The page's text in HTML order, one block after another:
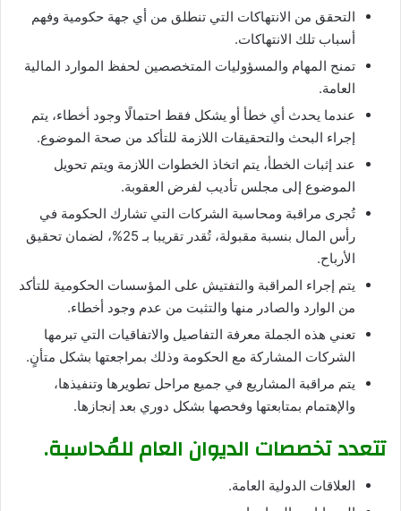
التحقق من الانتهاكات التي تنطلق من أي جهة حكومية وفهم
أسباب تلك الانتهاكات.
تمنح المهام والمسؤوليات المتخصصين لحفظ الموارد المالية
العامة.
عندما يحدث أي خطأ أو يشكل فقط احتمالًا وجود أخطاء، يتم
إجراء البحث والتحقيقات اللازمة للتأكد من صحة الموضوع.
عند إثبات الخطأ، يتم اتخاذ الخطوات اللازمة ويتم تحويل
الموضوع إلى مجلس تأديب لفرض العقوبة.
تُجرى مراقبة ومحاسبة الشركات التي تشارك الحكومة في
رأس المال بنسبة مقبولة، تُقدر تقريبا بـ 25%، لضمان تحقيق
الأرباح.
يتم إجراء المراقبة والتفتيش على المؤسسات الحكومية للتأكد
من الوارد والصادر منها والتثبت من عدم وجود أخطاء.
تعني هذه الجملة معرفة التفاصيل والاتفاقيات التي تبرمها
الشركات المشاركة مع الحكومة وذلك بمراجعتها بشكل متأنٍ.
يتم مراقبة المشاريع في جميع مراحل تطويرها وتنفيذها،
والإهتمام بمتابعتها وفحصها بشكل دوري بعد إنجازها.
تتعدد تخصصات الديوان العام للمُحاسبة.
العلاقات الدولية العامة.